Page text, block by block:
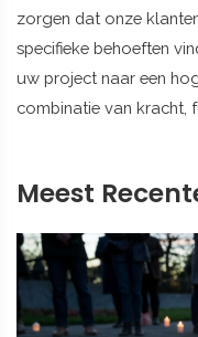
zorgen dat onze
specifieke behoeften
uw project naar een
combinatie van kracht,
Meest